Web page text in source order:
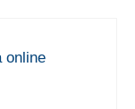
online